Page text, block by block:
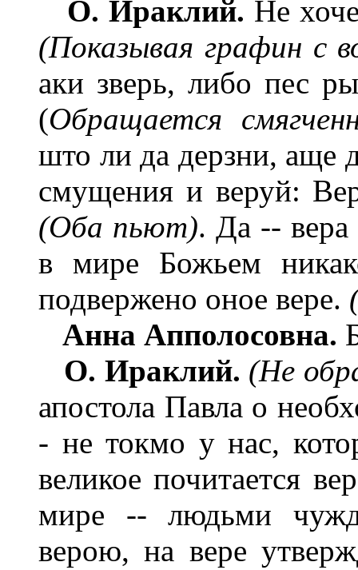
О. Ираклий. Не
(Показывая графин с
аки зверь, либо пес
(Обращается
што ли да дерзни, аще
смущения и веруй:
(Оба пьют). Да -- вера
в мире Божьем
подвержено оное вере.
Анна Апполосовна.
О. Ираклий. (Не
апостола Павла о
- не токмо у нас,
великое почитается
мире -- людьми
верою, на вере